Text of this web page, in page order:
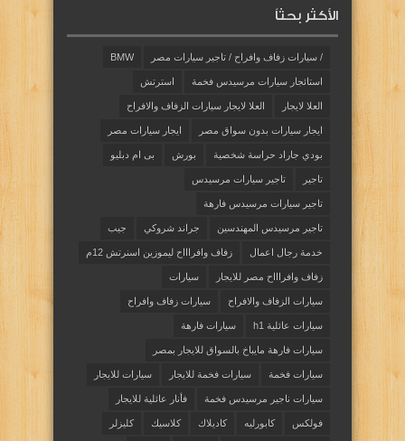
الأكثر بحثاً
/ سيارات زفاف وافراح / تاجير سيارات مصر BMW
استائجار سيارات مرسيدس فخمة استرتش
العلا لايجار العلا لايجار سيارات الزفاف والافراح
ايجار سيارات بدون سواق مصر ايجار سيارات مصر
بودي جاراد حراسة شخصية بورش بى ام دبليو
تاجير تاجير سيارات مرسيدس
تاجير سيارات مرسيدس فارهة
تاجير مرسيدس المهندسين جراند شروكي جيب
خدمة رجال اعمال زفاف وافراااح ليموزين اسنرتش 12م
زفاف وافراااح مصر للايجار سيارات
سيارات الزفاف والافراح سيارات زفاف وافراح
سيارات عائلية h1 سيارات فارهة
سيارات فارهة مايباخ بالسواق للايجار بمصر
سيارات فخمة سيارات فخمة للايجار سيارات للايجار
سيارات ناجير مرسيدس فخمة فأنار عائلية للايجار
فولكس كابورليه كاديلاك كلاسيك كليزلر